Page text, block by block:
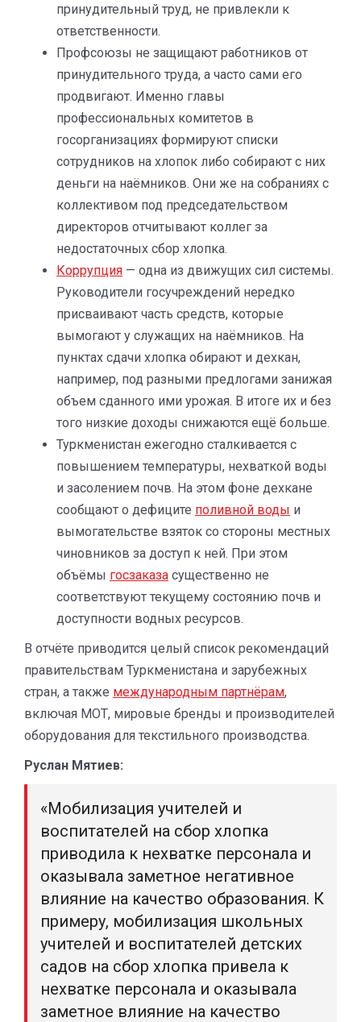
принудительный труд, не привлекли к
ответственности.
Профсоюзы не защищают работников от
принудительного труда, а часто сами его
продвигают. Именно главы
профессиональных комитетов в
госорганизациях формируют списки
сотрудников на хлопок либо собирают с них
деньги на наёмников. Они же на собраниях с
коллективом под председательством
директоров отчитывают коллег за
недостаточных сбор хлопка.
Коррупция — одна из движущих сил системы.
Руководители госучреждений нередко
присваивают часть средств, которые
вымогают у служащих на наёмников. На
пунктах сдачи хлопка обирают и дехкан,
например, под разными предлогами занижая
объем сданного ими урожая. В итоге их и без
того низкие доходы снижаются ещё больше.
Туркменистан ежегодно сталкивается с
повышением температуры, нехваткой воды
и засолением почв. На этом фоне дехкане
сообщают о дефиците поливной воды и
вымогательстве взяток со стороны местных
чиновников за доступ к ней. При этом
объёмы госзаказа существенно не
соответствуют текущему состоянию почв и
доступности водных ресурсов.
В отчёте приводится целый список рекомендаций
правительствам Туркменистана и зарубежных
стран, а также международным партнёрам,
включая МОТ, мировые бренды и производителей
оборудования для текстильного производства.
Руслан Мятиев:
«Мобилизация учителей и
воспитателей на сбор хлопка
приводила к нехватке персонала и
оказывала заметное негативное
влияние на качество образования. К
примеру, мобилизация школьных
учителей и воспитателей детских
садов на сбор хлопка привела к
нехватке персонала и оказывала
заметное влияние на качество